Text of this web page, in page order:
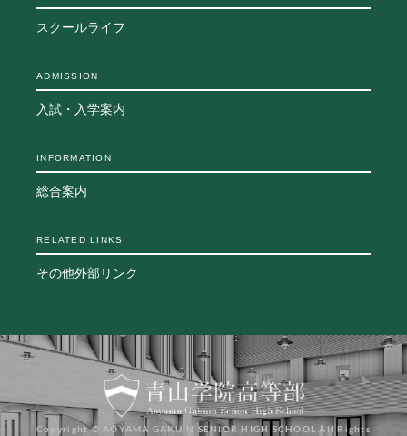
スクールライフ
ADMISSION
入試・入学案内
INFORMATION
総合案内
RELATED LINKS
その他外部リンク
Copyright © AOYAMA GAKUIN SENIOR HIGH SCHOOL All Rights